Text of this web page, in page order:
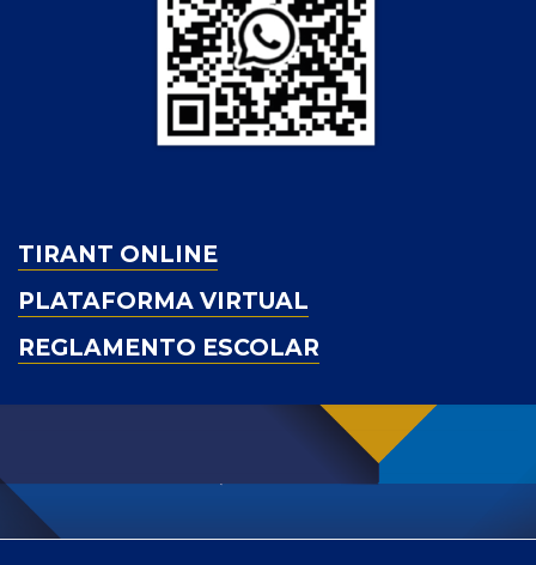
TIRANT ONLINE
PLATAFORMA VIRTUAL
REGLAMENTO ESCOLAR